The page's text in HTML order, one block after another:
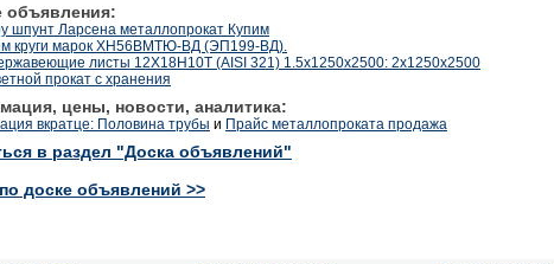
объявления:
шпунт Ларсена металлопрокат Купим
круги марок ХН56ВМТЮ-ВД (ЭП199-ВД).
листы 12Х18Н10Т (AISI 321) 1.5х1250х2500: 2х1250х2500
прокат с хранения
цены, новости, аналитика:
вкратце: Половина трубы и Прайс металлопроката продажа
в раздел "Доска объявлений"
доске объявлений >>